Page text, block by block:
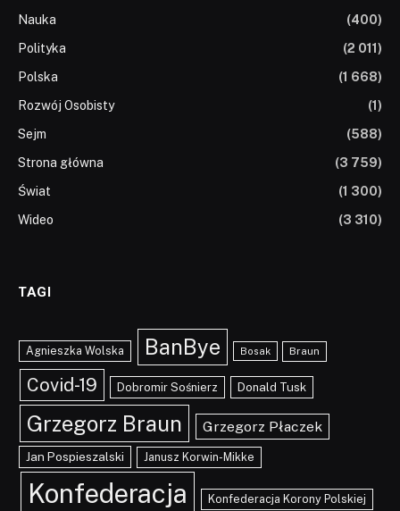
Nauka
(400)
Polityka
(2 011)
Polska
(1 668)
Rozwój Osobisty
(1)
Sejm
(588)
Strona główna
(3 759)
Świat
(1 300)
Wideo
(3 310)
TAGI
Agnieszka Wolska BanBye Bosak Braun
Covid-19 Dobromir Sośnierz Donald Tusk
Grzegorz Braun Grzegorz Płaczek
Jan Pospieszalski Janusz Korwin-Mikke
Konfederacja Konfederacja Korony Polskiej